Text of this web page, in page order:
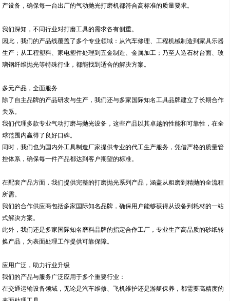
产设备，确保每一台出厂的气动抛光打磨机都符合高标准的质量要求。
我们深知，不同行业对打磨工具的需求各有侧重。
因此，我们的产品线覆盖了多个专业领域：从汽车修理、工程机械制造到家具乐器
生产；从工程塑料、家电塑件处理到五金制造、金属加工；乃至人造石材台面、玻
璃钢纤维抛光等特殊行业，都能找到适合的解决方案。
多元产品，全面服务
除了自主品牌的产品研发与生产，我们还与多家国际知名工具品牌建立了长期合作
关系。
我们代理多款专业气动打磨与抛光设备，这些产品以其卓越的性能和可靠性，在全
球范围内赢得了良好口碑。
同时，我们也为国内外工具制造厂家提供专业的代工生产服务，凭借严格的质量管
控体系，确保每一件产品都达到客户期望的标准。
在配套产品方面，我们提供完整的打磨抛光系列产品，涵盖从粗磨到精抛的全流程
所需。
我们的合作供应商包括多家国际知名品牌，确保用户能够获得从设备到耗材的一站
式解决方案。
此外，我们还是多家国际知名磨料品牌的指定合作工厂，专业生产高品质的砂纸转
换产品，为表面处理工作提供可靠保障。
应用广泛，助力行业升级
我们的产品与服务广泛应用于多个重要行业：
在交通运输设备领域，无论是汽车维修、飞机维护还是游艇保养，都需要高精度的